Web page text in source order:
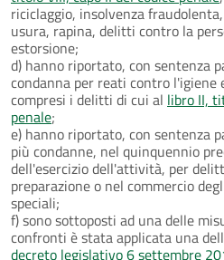
riciclaggio, insolvenza
usura, rapina, delitti contro la
estorsione;
d) hanno riportato, con sentenza
condanna per reati contro l'igiene
compresi i delitti di cui al libro II,
penale;
e) hanno riportato, con sentenza
più condanne, nel quinquennio
dell'esercizio dell'attività, per
preparazione o nel commercio
speciali;
f) sono sottoposti ad una delle
confronti è stata applicata una
decreto legislativo 6 settembre